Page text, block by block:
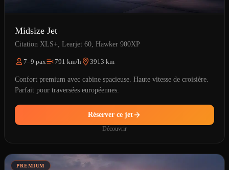
Midsize Jet
Citation XLS+, Learjet 60, Hawker 900XP
7–9 pax 791 km/h 3913 km
Confort premium avec cabine spacieuse. Haute vitesse de croisière.
Parfait pour traversées européennes.
Réserver ce jet
Découvrir
PREMIUM